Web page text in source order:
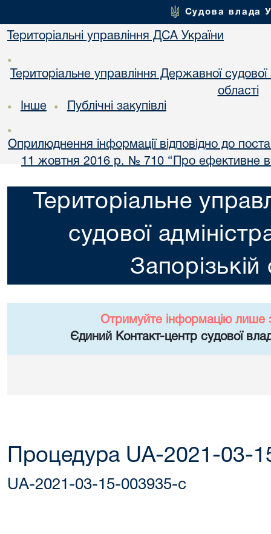
Судова влада
Територіальні управління ДСА України
•
Територіальне управління Державної судової
області
• Інше • Публічні закупівлі
•
Оприлюднення інформації відповідно до
11 жовтня 2016 р. № 710 “Про ефективне
Територіальне
судової
Запорізькій
Отримуйте інформацію лише
Єдиний Контакт-центр судової
Процедура UA-2021-03-
UA-2021-03-15-003935-c